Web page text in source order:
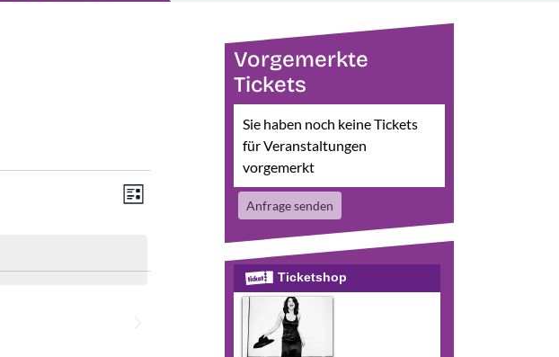
Ansichten-
Navigation
Veranstaltung
Ansichten-
Navigation
Liste
Vorgemerkte
Tickets
Sie haben noch keine Tickets
für Veranstaltungen
vorgemerkt
Anfrage senden
Ticketshop